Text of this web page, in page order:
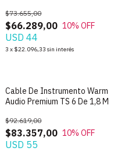
$66.289,00
$73.655,00
10% OFF
USD 44
3 x $22.096,33 sin interés
Cable De Instrumento Warm
Audio Premium TS 6 De 1,8 M
$83.357,00
$92.619,00
10% OFF
USD 55